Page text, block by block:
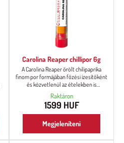
Carolina Reaper chillipor 6g
A Carolina Reaper őrölt chilipaprika
finom por formájában főzési ízesítőként
és közvetlenül az ételekben is
használható, ízléstől és
csípősségigénytől függően. Rendkívüli
csípőssége mellett kellemes
gyümölcsös, édes ízt kínál
(természetesen csak a
legtapasztaltabb chilifogyasztóknak).
Raktáron
1599 HUF
Megjeleníteni